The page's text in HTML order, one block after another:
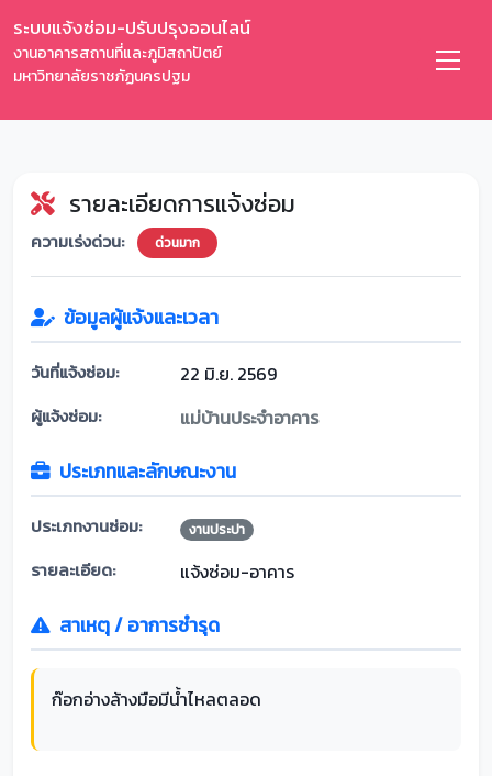
ระบบแจ้งซ่อม-ปรับปรุงออนไลน์
งานอาคารสถานที่และภูมิสถาปัตย์
มหาวิทยาลัยราชภัฏนครปฐม
รายละเอียดการแจ้งซ่อม
ความเร่งด่วน: ด่วนมาก
ข้อมูลผู้แจ้งและเวลา
วันที่แจ้งซ่อม: 22 มิ.ย. 2569
ผู้แจ้งซ่อม: แม่บ้านประจำอาคาร
ประเภทและลักษณะงาน
ประเภทงานซ่อม: งานประปา
รายละเอียด: แจ้งซ่อม-อาคาร
สาเหตุ / อาการชำรุด
ก๊อกอ่างล้างมือมีน้ำไหลตลอด